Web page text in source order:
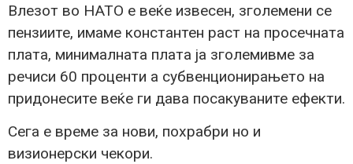
Влезот во НАТО е веќе извесен, зголемени се
пензиите, имаме константен раст на просечната
плата, минималната плата ја зголемивме за
речиси 60 проценти а субвенционирањето на
придонесите веќе ги дава посакуваните ефекти.
Сега е време за нови, похрабри но и
визионерски чекори.